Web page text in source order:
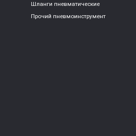
Шланги пневматические
Прочий пневмоинструмент